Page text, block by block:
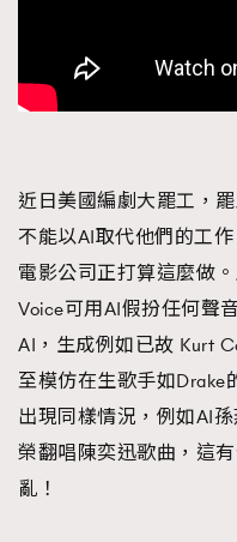
近日美國編劇大罷工，
不能以AI取代他們的工
電影公司正打算這麼做
Voice可用AI假扮任何聲
AI，生成例如已故 Kurt
至模仿在生歌手如Drake
出現同樣情況，例如AI
榮翻唱陳奕迅歌曲，這
亂！